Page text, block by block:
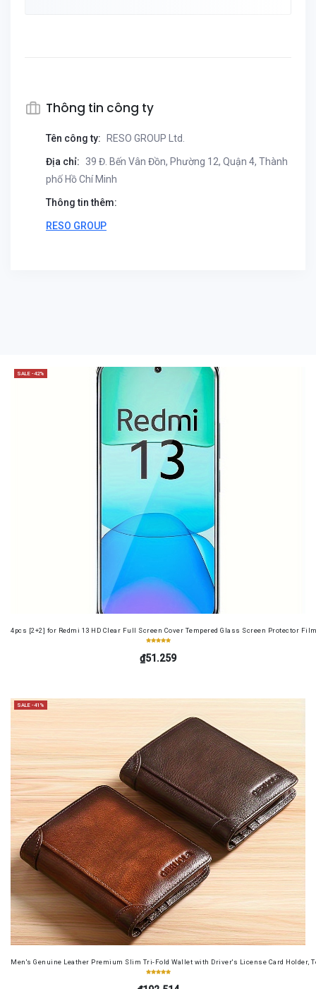
Thông tin công ty
Tên công ty: RESO GROUP Ltd.
Địa chỉ:
39 Đ. Bến Vân Đồn, Phường 12, Quận 4, Thành
phố Hồ Chí Minh
Thông tin thêm:
RESO GROUP
SALE -42%
4pcs [2+2] for Redmi 13 HD Clear Full Screen Cover Tempered Glass Screen Protector
₫51.259
SALE -41%
Men's Genuine Leather Premium Slim Tri-Fold Wallet with Driver's License Card Holder,